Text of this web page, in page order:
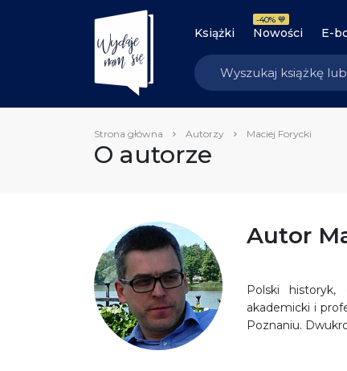
Książki Nowości
-40% 💙
E-
Strona główna Autorzy Maciej Forycki
O autorze
Autor
Polski historyk,
akademicki i
Poznaniu.